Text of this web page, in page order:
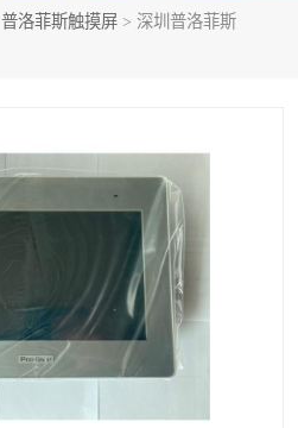
普洛菲斯触摸屏 > 深圳普洛菲斯
MOXA通讯模块
安士能开关
普洛菲斯触摸屏
施迈赛限位开关